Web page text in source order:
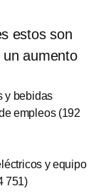
estos son
aumento
y bebidas
empleos (192
y equipo
751)